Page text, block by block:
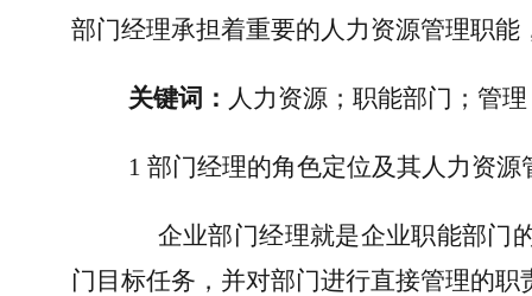
部门经理承担着重要的人力资源管理职
关键词： 人力资源；职能部门；管理
1 部门经理的角色定位及其人力资源
企业部门经理就是企业职能部门
门目标任务，并对部门进行直接管理的